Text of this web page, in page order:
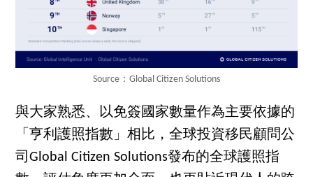
Source：Global Citizen Solutions
與大家熟悉、以免簽國家數量作為主要依據的
「亨利護照指數」相比，全球投資移民顧問公
司Global Citizen Solutions發布的全球護照指